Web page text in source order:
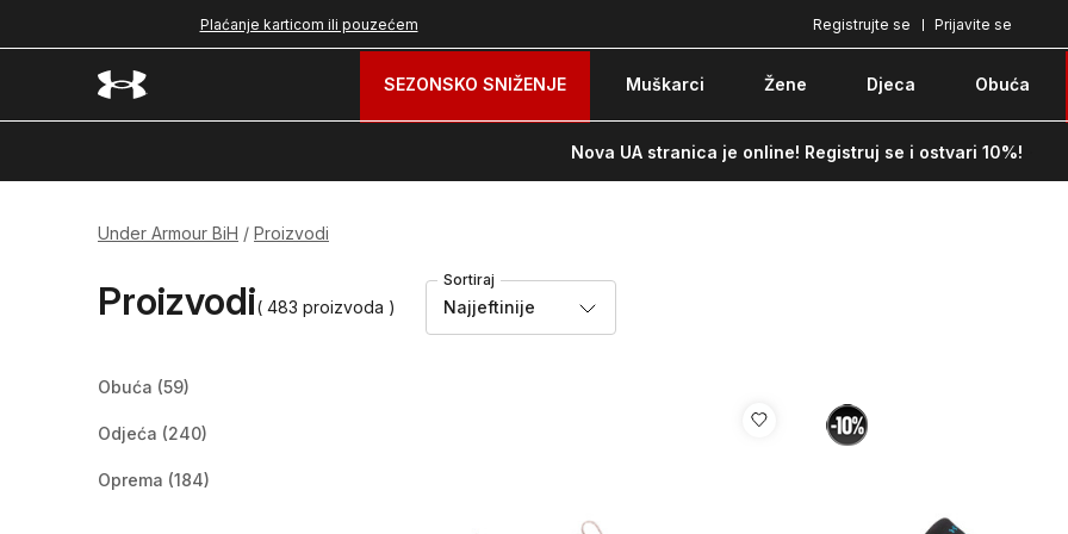
Plaćanje karticom ili pouzećem Pozovite nas na: 051/490-130 Besplatna
Prijavite se
Registrujte se
SEZONSKO SNIŽENJE Muškarci Žene Djeca Obuća
Nova UA stranica je online! Registruj se i ostvari 10%!
Under Armour BiH Proizvodi
Proizvodi( 483 proizvoda )
Sortiraj
Najjeftinije
Obuća (59)
Odjeća (240)
Oprema (184)